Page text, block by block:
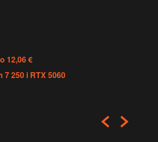
12,06 €
250 i RTX 5060